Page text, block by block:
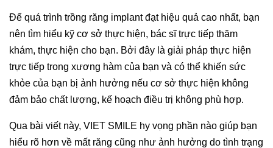
Để quá trình trồng răng implant đạt hiệu quả cao nhất, bạn
nên tìm hiểu kỹ cơ sở thực hiện, bác sĩ trực tiếp thăm
khám, thực hiện cho bạn. Bởi đây là giải pháp thực hiện
trực tiếp trong xương hàm của bạn và có thể khiến sức
khỏe của bạn bị ảnh hưởng nếu cơ sở thực hiện không
đảm bảo chất lượng, kế hoạch điều trị không phù hợp.
Qua bài viết này, VIET SMILE hy vọng phần nào giúp bạn
hiểu rõ hơn về mất răng cũng như ảnh hưởng do tình trạng